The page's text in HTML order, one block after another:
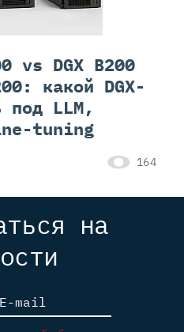
vs DGX B200
какой DGX-
под LLM,
tuning
164
на
mail